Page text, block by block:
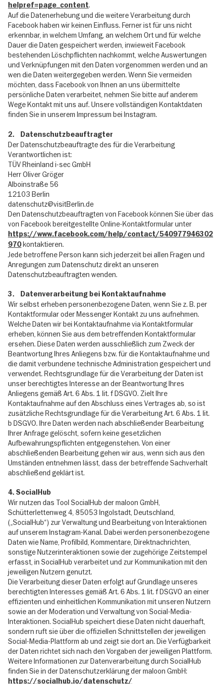
helpref=page_content.
Auf die Datenerhebung und die weitere Verarbeitung durch
Facebook haben wir keinen Einfluss. Ferner ist für uns nicht
erkennbar, in welchem Umfang, an welchem Ort und für welche
Dauer die Daten gespeichert werden, inwieweit Facebook
bestehenden Löschpflichten nachkommt, welche Auswertungen
und Verknüpfungen mit den Daten vorgenommen werden und an
wen die Daten weitergegeben werden. Wenn Sie vermeiden
möchten, dass Facebook von Ihnen an uns übermittelte
persönliche Daten verarbeitet, nehmen Sie bitte auf anderem
Wege Kontakt mit uns auf. Unsere vollständigen Kontaktdaten
finden Sie in unserem Impressum bei Instagram.
2. Datenschutzbeauftragter
Der Datenschutzbeauftragte des für die Verarbeitung
Verantwortlichen ist:
TÜV Rheinland i-sec GmbH
Herr Oliver Gröger
Alboinstraße 56
12103 Berlin
datenschutz@visitBerlin.de
Den Datenschutzbeauftragten von Facebook können Sie über das
von Facebook bereitgestellte Online-Kontaktformular unter
https://www.facebook.com/help/contact/540977946302
970kontaktieren.
Jede betroffene Person kann sich jederzeit bei allen Fragen und
Anregungen zum Datenschutz direkt an unseren
Datenschutzbeauftragten wenden.
3. Datenverarbeitung bei Kontaktaufnahme
Wir selbst erheben personenbezogene Daten, wenn Sie z. B. per
Kontaktformular oder Messenger Kontakt zu uns aufnehmen.
Welche Daten wir bei Kontaktaufnahme via Kontaktformular
erheben, können Sie aus dem betreffenden Kontaktformular
ersehen. Diese Daten werden ausschließlich zum Zweck der
Beantwortung Ihres Anliegens bzw. für die Kontaktaufnahme und
die damit verbundene technische Administration gespeichert und
verwendet. Rechtsgrundlage für die Verarbeitung der Daten ist
unser berechtigtes Interesse an der Beantwortung Ihres
Anliegens gemäß Art. 6 Abs. 1 lit. f DSGVO. Zielt Ihre
Kontaktaufnahme auf den Abschluss eines Vertrages ab, so ist
zusätzliche Rechtsgrundlage für die Verarbeitung Art. 6 Abs. 1 lit.
b DSGVO. Ihre Daten werden nach abschließender Bearbeitung
Ihrer Anfrage gelöscht, sofern keine gesetzlichen
Aufbewahrungspflichten entgegenstehen. Von einer
abschließenden Bearbeitung gehen wir aus, wenn sich aus den
Umständen entnehmen lässt, dass der betreffende Sachverhalt
abschließend geklärt ist.
4. SocialHub
Wir nutzen das Tool SocialHub der maloon GmbH,
Schütterlettenweg 4, 85053 Ingolstadt, Deutschland,
(„SocialHub“) zur Verwaltung und Bearbeitung von Interaktionen
auf unserem Instagram-Kanal. Dabei werden personenbezogene
Daten wie Name, Profilbild, Kommentare, Direktnachrichten,
sonstige Nutzerinteraktionen sowie der zugehörige Zeitstempel
erfasst, in SocialHub verarbeitet und zur Kommunikation mit den
jeweiligen Nutzern genutzt.
Die Verarbeitung dieser Daten erfolgt auf Grundlage unseres
berechtigten Interesses gemäß Art. 6 Abs. 1 lit. f DSGVO an einer
effizienten und einheitlichen Kommunikation mit unseren Nutzern
sowie an der Moderation und Verwaltung von Social-Media-
Interaktionen. SocialHub speichert diese Daten nicht dauerhaft,
sondern ruft sie über die offiziellen Schnittstellen der jeweiligen
Social-Media-Plattform ab und zeigt sie dort an. Die Verfügbarkeit
der Daten richtet sich nach den Vorgaben der jeweiligen Plattform.
Weitere Informationen zur Datenverarbeitung durch SocialHub
finden Sie in der Datenschutzerklärung der maloon GmbH:
https://socialhub.io/datenschutz/